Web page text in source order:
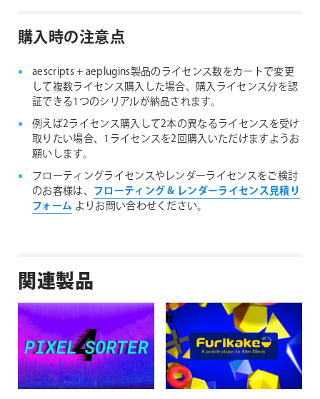
購入時の注意点
aescripts + aeplugins製品のライセンス数をカートで変更
して複数ライセンス購入した場合、購入ライセンス分を認
証できる1つのシリアルが納品されます。
例えば2ライセンス購入して2本の異なるライセンスを受け
取りたい場合、1ライセンスを2回購入いただけますようお
願いします。
フローティングライセンスやレンダーライセンスをご検討
のお客様は、 フローティング & レンダーライセンス見積り
フォーム よりお問い合わせください。
関連製品